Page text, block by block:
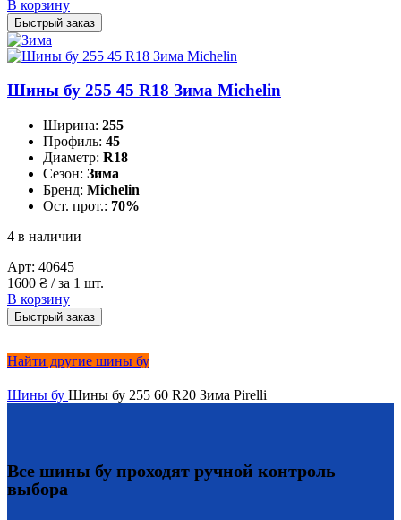
В корзину
Быстрый заказ
Шины бу 255 45 R18 Зима Michelin
Ширина: 255
Профиль: 45
Диаметр: R18
Сезон: Зима
Бренд: Michelin
Ост. прот.: 70%
4 в наличии
Арт: 40645
1600 ₴ / за 1 шт.
В корзину
Быстрый заказ
Найти другие шины бу
Шины бу Шины бу 255 60 R20 Зима Pirelli
Все шины бу проходят ручной контроль
выбора